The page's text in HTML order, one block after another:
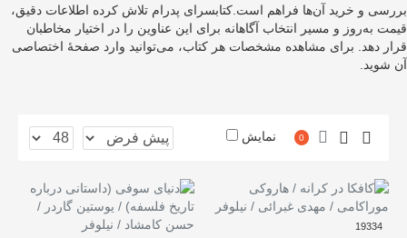
بررسی و خرید آن‌ها فراهم است.کتابسرای پدرام تلاش کرده اطلاعات دقیق،
قیمت به‌روز و مسیر انتخاب آگاهانه برای این عناوین را در اختیار مخاطبان
قرار دهد. برای مشاهده مشخصات هر کتاب، می‌توانید وارد صفحهٔ اختصاصی
آن شوید.
0 نمایش
19334